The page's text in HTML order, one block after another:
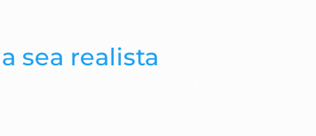
sea realista